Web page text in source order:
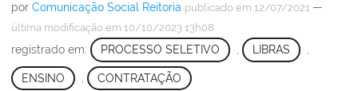
por Comunicação Social Reitoria publicado em 12/07/2021 —
última modificação em 10/10/2023 13h08
registrado em: PROCESSO SELETIVO , LIBRAS ,
ENSINO CONTRATAÇÃO